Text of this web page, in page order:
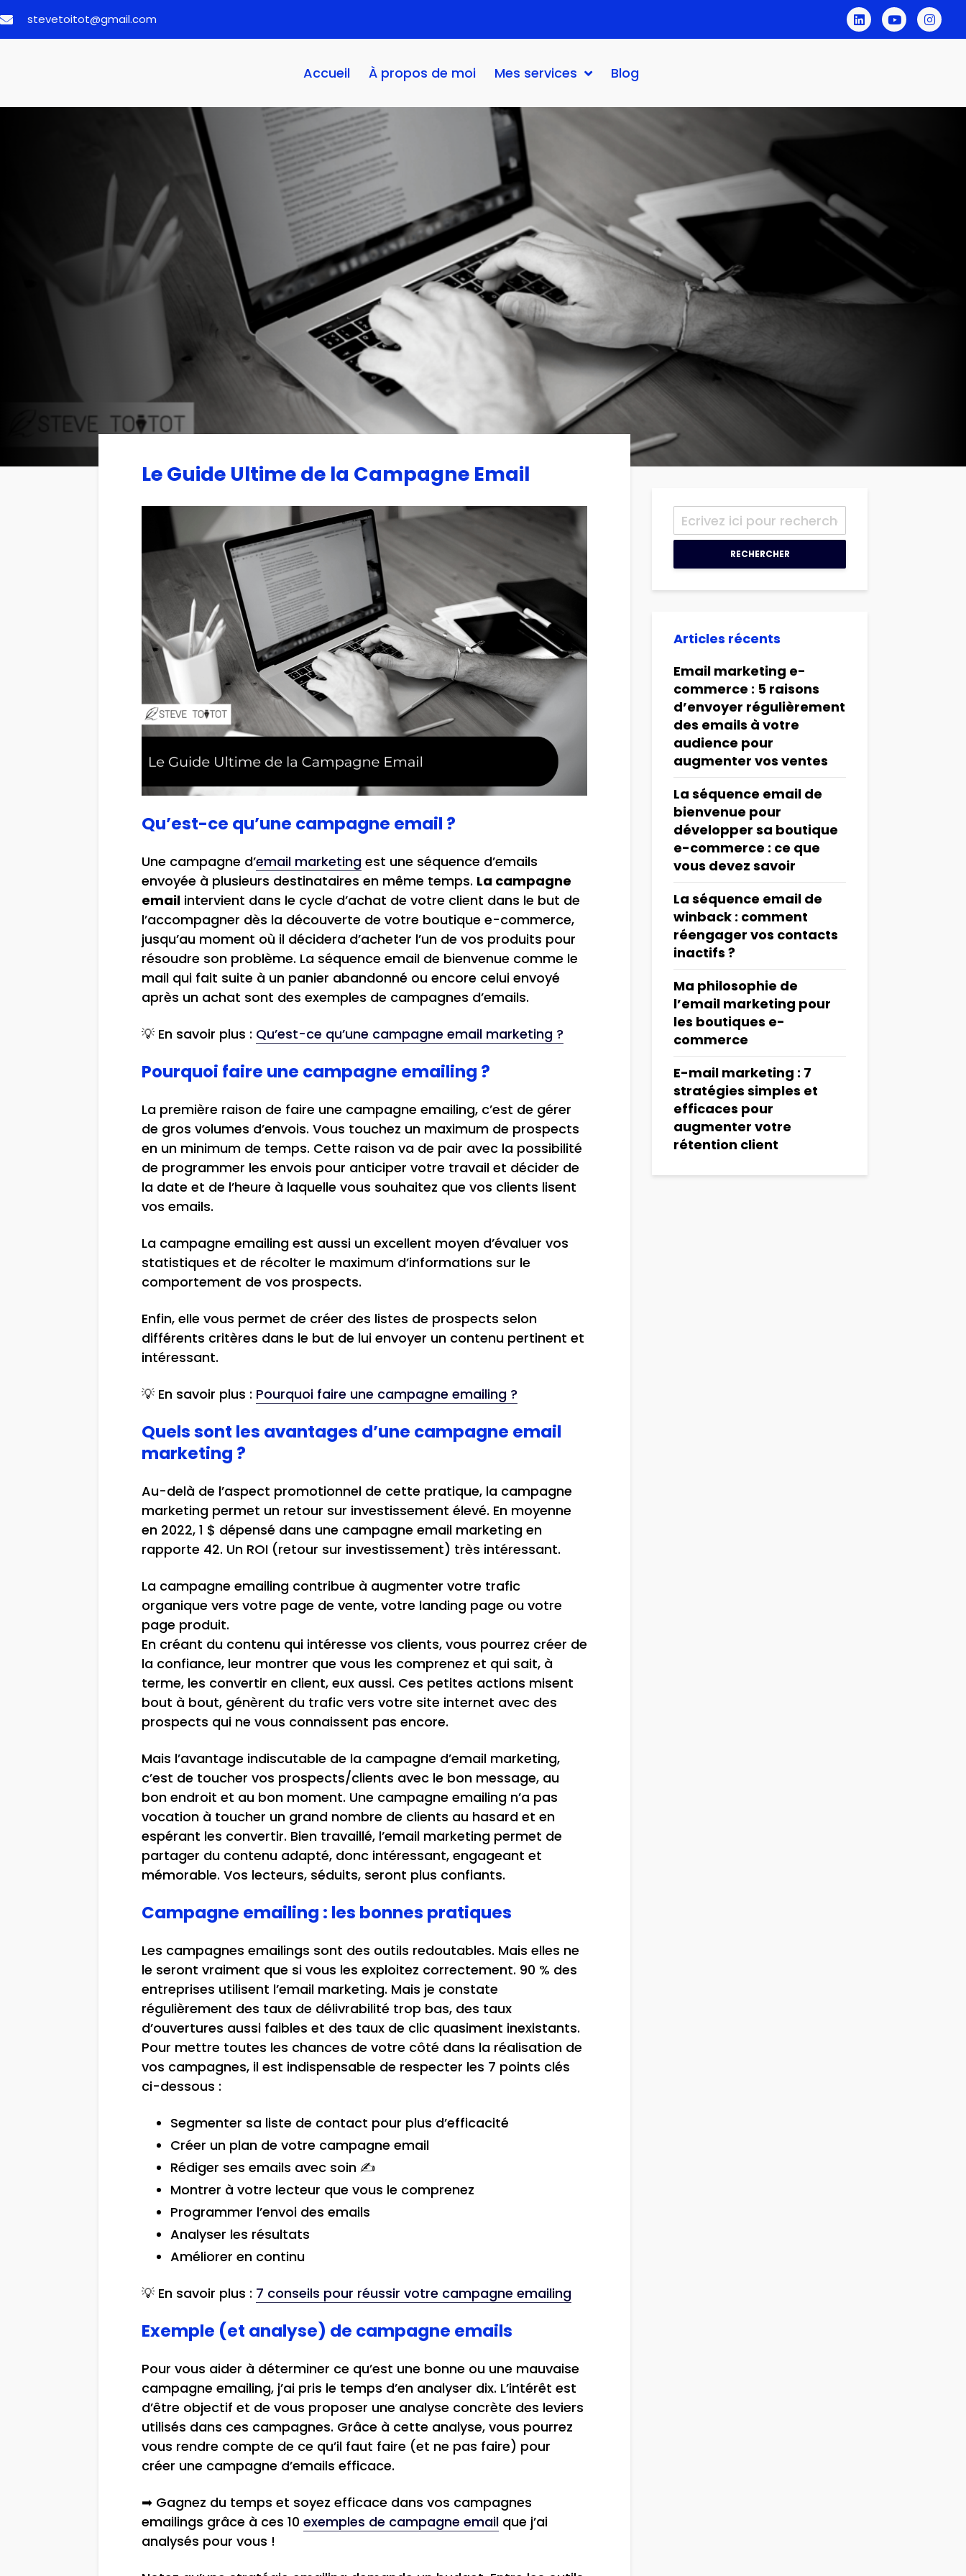
stevetoitot@gmail.com
Accueil À propos de moi Mes services Blog
Le Guide Ultime de la Campagne Email
Qu’est-ce qu’une campagne email ?
Une campagne d’email marketing est une séquence d’emails
envoyée à plusieurs destinataires en même temps. La campagne
email intervient dans le cycle d’achat de votre client dans le but de
l’accompagner dès la découverte de votre boutique e-commerce,
jusqu’au moment où il décidera d’acheter l’un de vos produits pour
résoudre son problème. La séquence email de bienvenue comme le
mail qui fait suite à un panier abandonné ou encore celui envoyé
après un achat sont des exemples de campagnes d’emails.
💡 En savoir plus : Qu’est-ce qu’une campagne email marketing ?
Pourquoi faire une campagne emailing ?
La première raison de faire une campagne emailing, c’est de gérer
de gros volumes d’envois. Vous touchez un maximum de prospects
en un minimum de temps. Cette raison va de pair avec la possibilité
de programmer les envois pour anticiper votre travail et décider de
la date et de l’heure à laquelle vous souhaitez que vos clients lisent
vos emails.
La campagne emailing est aussi un excellent moyen d’évaluer vos
statistiques et de récolter le maximum d’informations sur le
comportement de vos prospects.
Enfin, elle vous permet de créer des listes de prospects selon
différents critères dans le but de lui envoyer un contenu pertinent et
intéressant.
💡 En savoir plus : Pourquoi faire une campagne emailing ?
Quels sont les avantages d’une campagne email
marketing ?
Au-delà de l’aspect promotionnel de cette pratique, la campagne
marketing permet un retour sur investissement élevé. En moyenne
en 2022, 1 $ dépensé dans une campagne email marketing en
rapporte 42. Un ROI (retour sur investissement) très intéressant.
La campagne emailing contribue à augmenter votre trafic
organique vers votre page de vente, votre landing page ou votre
page produit.
En créant du contenu qui intéresse vos clients, vous pourrez créer de
la confiance, leur montrer que vous les comprenez et qui sait, à
terme, les convertir en client, eux aussi. Ces petites actions misent
bout à bout, génèrent du trafic vers votre site internet avec des
prospects qui ne vous connaissent pas encore.
Mais l’avantage indiscutable de la campagne d’email marketing,
c’est de toucher vos prospects/clients avec le bon message, au
bon endroit et au bon moment. Une campagne emailing n’a pas
vocation à toucher un grand nombre de clients au hasard et en
espérant les convertir. Bien travaillé, l’email marketing permet de
partager du contenu adapté, donc intéressant, engageant et
mémorable. Vos lecteurs, séduits, seront plus confiants.
Campagne emailing : les bonnes pratiques
Les campagnes emailings sont des outils redoutables. Mais elles ne
le seront vraiment que si vous les exploitez correctement. 90 % des
entreprises utilisent l’email marketing. Mais je constate
régulièrement des taux de délivrabilité trop bas, des taux
d’ouvertures aussi faibles et des taux de clic quasiment inexistants.
Pour mettre toutes les chances de votre côté dans la réalisation de
vos campagnes, il est indispensable de respecter les 7 points clés
ci-dessous :
Segmenter sa liste de contact pour plus d’efficacité
Créer un plan de votre campagne email
Rédiger ses emails avec soin ✍️
Montrer à votre lecteur que vous le comprenez
Programmer l’envoi des emails
Analyser les résultats
Améliorer en continu
💡 En savoir plus : 7 conseils pour réussir votre campagne emailing
Exemple (et analyse) de campagne emails
Pour vous aider à déterminer ce qu’est une bonne ou une mauvaise
campagne emailing, j’ai pris le temps d’en analyser dix. L’intérêt est
d’être objectif et de vous proposer une analyse concrète des leviers
utilisés dans ces campagnes. Grâce à cette analyse, vous pourrez
vous rendre compte de ce qu’il faut faire (et ne pas faire) pour
créer une campagne d’emails efficace.
➡ Gagnez du temps et soyez efficace dans vos campagnes
emailings grâce à ces 10 exemples de campagne email que j’ai
analysés pour vous !
RECHERCHER
Articles récents
Email marketing e-
commerce : 5 raisons
d’envoyer régulièrement
des emails à votre
audience pour
augmenter vos ventes
La séquence email de
bienvenue pour
développer sa boutique
e-commerce : ce que
vous devez savoir
La séquence email de
winback : comment
réengager vos contacts
inactifs ?
Ma philosophie de
l’email marketing pour
les boutiques e-
commerce
E-mail marketing : 7
stratégies simples et
efficaces pour
augmenter votre
rétention client